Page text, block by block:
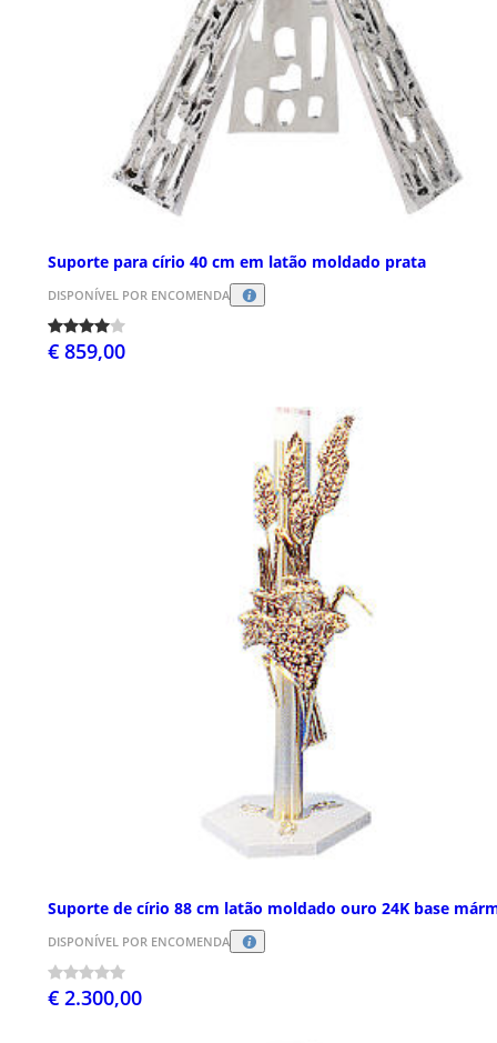
Suporte para círio 40 cm em latão moldado prata
DISPONÍVEL POR ENCOMENDA
€ 859,00
Suporte de círio 88 cm latão moldado ouro 24K base
DISPONÍVEL POR ENCOMENDA
€ 2.300,00